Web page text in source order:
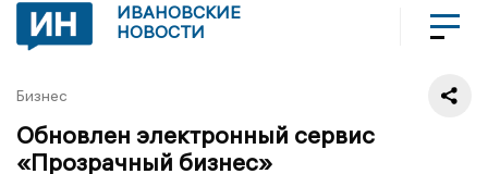
ИВАНОВСКИЕ
НОВОСТИ
Бизнес
Обновлен электронный сервис
«Прозрачный бизнес»